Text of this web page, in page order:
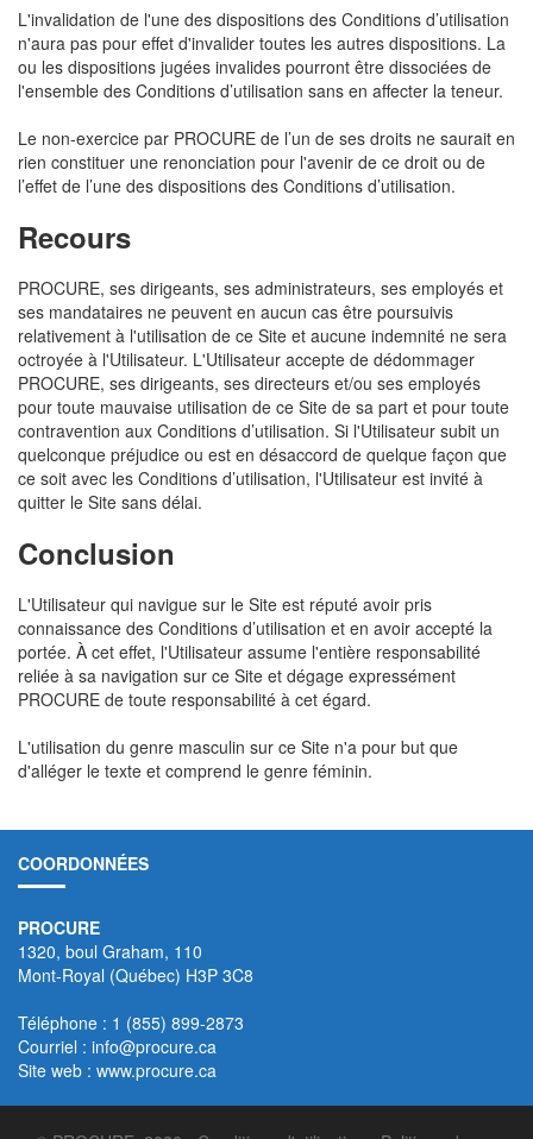
L'invalidation de l'une des dispositions des Conditions d’utilisation
n'aura pas pour effet d'invalider toutes les autres dispositions. La
ou les dispositions jugées invalides pourront être dissociées de
l'ensemble des Conditions d’utilisation sans en affecter la teneur.
Le non-exercice par PROCURE de l’un de ses droits ne saurait en
rien constituer une renonciation pour l'avenir de ce droit ou de
l’effet de l’une des dispositions des Conditions d’utilisation.
Recours
PROCURE, ses dirigeants, ses administrateurs, ses employés et
ses mandataires ne peuvent en aucun cas être poursuivis
relativement à l'utilisation de ce Site et aucune indemnité ne sera
octroyée à l'Utilisateur. L'Utilisateur accepte de dédommager
PROCURE, ses dirigeants, ses directeurs et/ou ses employés
pour toute mauvaise utilisation de ce Site de sa part et pour toute
contravention aux Conditions d’utilisation. Si l'Utilisateur subit un
quelconque préjudice ou est en désaccord de quelque façon que
ce soit avec les Conditions d’utilisation, l'Utilisateur est invité à
quitter le Site sans délai.
Conclusion
L'Utilisateur qui navigue sur le Site est réputé avoir pris
connaissance des Conditions d’utilisation et en avoir accepté la
portée. À cet effet, l'Utilisateur assume l'entière responsabilité
reliée à sa navigation sur ce Site et dégage expressément
PROCURE de toute responsabilité à cet égard.
L'utilisation du genre masculin sur ce Site n'a pour but que
d'alléger le texte et comprend le genre féminin.
COORDONNÉES
PROCURE
1320, boul Graham, 110
Mont-Royal (Québec) H3P 3C8
Téléphone : 1 (855) 899-2873
Courriel : info@procure.ca
Site web : www.procure.ca